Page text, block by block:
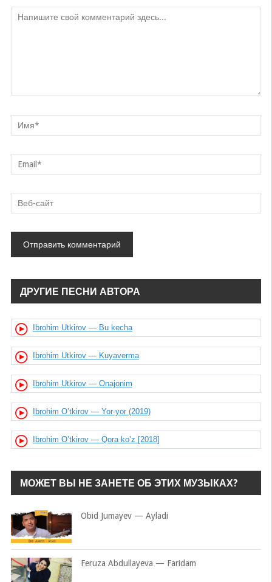
ДРУГИЕ ПЕСНИ АВТОРА
Ibrohim Utkirov — Bu kecha
Ibrohim Utkirov — Kuyaverma
Ibrohim Utkirov — Onajonim
Ibrohim O’tkirov — Yor-yor (2019)
Ibrohim O’tkirov — Qora ko’z [2018]
МОЖЕТ ВЫ НЕ ЗАНЕТЕ ОБ ЭТИХ МУЗЫКАХ?
Obid Jumayev — Ayladi
Feruza Abdullayeva — Faridam